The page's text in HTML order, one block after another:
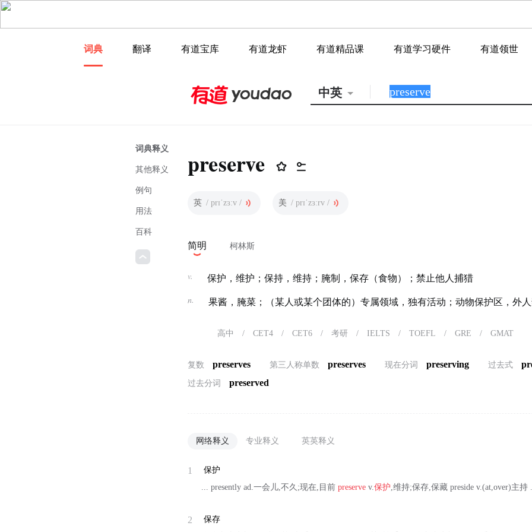
词典 翻译 有道宝库 有道龙虾 有道精品课 有道学习硬件 有道领世
中英
词典释义
其他释义
例句
用法
百科
preserve
英 / prɪˈzɜːv / 美 / prɪˈzɜːrv /
简明 柯林斯
v. 保护，维护；保持，维持；腌制，保存（食物）；禁止他人捕猎
n. 果酱，腌菜；（某人或某个团体的）专属领域，独有活动；动物保护区，外
高中 / CET4 / CET6 / 考研 / IELTS / TOEFL / GRE / GMAT
复数 preserves 第三人称单数 preserves 现在分词 preserving 过去式
过去分词 preserved
网络释义 专业释义 英英释义
1
保护
... presently ad.一会儿,不久;现在,目前preserve v.保护 ,维持;保存,保藏 preside v.(at,over)主持
2
保存